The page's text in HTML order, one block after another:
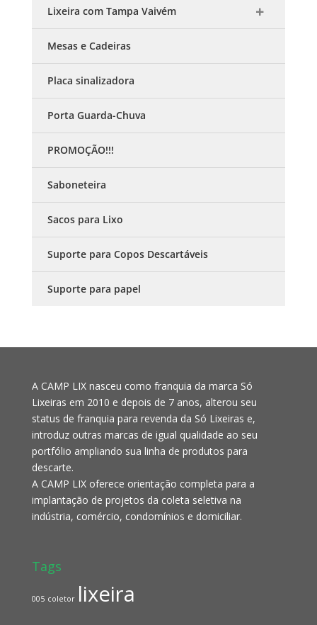
Lixeira com Tampa Vaivém
Mesas e Cadeiras
Placa sinalizadora
Porta Guarda-Chuva
PROMOÇÃO!!!
Saboneteira
Sacos para Lixo
Suporte para Copos Descartáveis
Suporte para papel
A CAMP LIX nasceu como franquia da marca Só
Lixeiras em 2010 e depois de 7 anos, alterou seu
status de franquia para revenda da Só Lixeiras e,
introduz outras marcas de igual qualidade ao seu
portfólio ampliando sua linha de produtos para
descarte.
A CAMP LIX oferece orientação completa para a
implantação de projetos da coleta seletiva na
indústria, comércio, condomínios e domiciliar.
Tags
005 coletor lixeira